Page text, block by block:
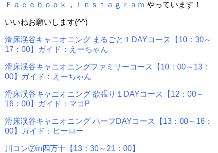
Ｆａｃｅｂｏｏｋ ， Ｉｎｓｔａｇｒａｍ やっています！
いいねお願いします(^^)
滑床渓谷キャニオニング まるごと１DAYコース【10：30～
17：00】ガイド：えーちゃん
滑床渓谷キャニオニングファミリーコース【10：00～13：
00】ガイド：えーちゃん
滑床渓谷キャニオニング 欲張り１DAYコース【12：00～
16：00】ガイド：マコP
滑床渓谷キャニオニング ハーフDAYコース【13：00～16：
00】ガイド：ヒーロー
川コン⑦in四万十【13：30～21：00】